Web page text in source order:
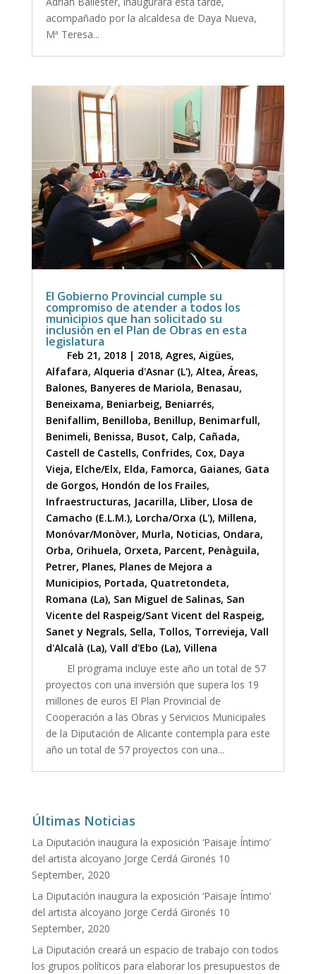
acompañado por la alcaldesa de Daya Nueva,
Mª Teresa...
El Gobierno Provincial cumple su
compromiso de atender a todos los
municipios que han solicitado su
inclusión en el Plan de Obras en esta
legislatura
Feb 21, 2018| 2018, Agres, Aigües,
Alfafara, Alqueria d'Asnar (L'), Altea, Áreas,
Balones, Banyeres de Mariola, Benasau,
Beneixama, Beniarbeig, Beniarrés,
Benifallim, Benilloba, Benillup, Benimarfull,
Benimeli, Benissa, Busot, Calp, Cañada,
Castell de Castells, Confrides, Cox, Daya
Vieja, Elche/Elx, Elda, Famorca, Gaianes, Gata
de Gorgos, Hondón de los Frailes,
Infraestructuras, Jacarilla, Lliber, Llosa de
Camacho (E.L.M.), Lorcha/Orxa (L'), Millena,
Monóvar/Monòver, Murla, Noticias, Ondara,
Orba, Orihuela, Orxeta, Parcent, Penàguila,
Petrer, Planes, Planes de Mejora a
Municipios, Portada, Quatretondeta,
Romana (La), San Miguel de Salinas, San
Vicente del Raspeig/Sant Vicent del Raspeig,
Sanet y Negrals, Sella, Tollos, Torrevieja, Vall
d'Alcalà (La), Vall d'Ebo (La), Villena
El programa incluye este año un total de 57
proyectos con una inversión que supera los 19
millones de euros El Plan Provincial de
Cooperación a las Obras y Servicios Municipales
de la Diputación de Alicante contempla para este
año un total de 57 proyectos con una...
Últimas Noticias
La Diputación inaugura la exposición ‘Paisaje Íntimo’
del artista alcoyano Jorge Cerdá Gironés 10
September, 2020
La Diputación inaugura la exposición ‘Paisaje Íntimo’
del artista alcoyano Jorge Cerdá Gironés 10
September, 2020
La Diputación creará un espacio de trabajo con todos
los grupos políticos para elaborar los presupuestos de